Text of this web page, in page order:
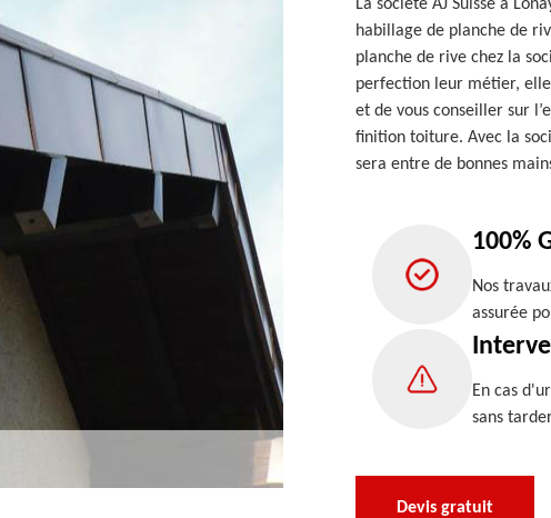
La société AJ Suisse à
habillage de planche de
planche de rive chez la
perfection leur métier,
et de vous conseiller sur
finition toiture. Avec la
sera entre de bonnes
100%
Nos
assurée
En cas
sans
Devis gratuit